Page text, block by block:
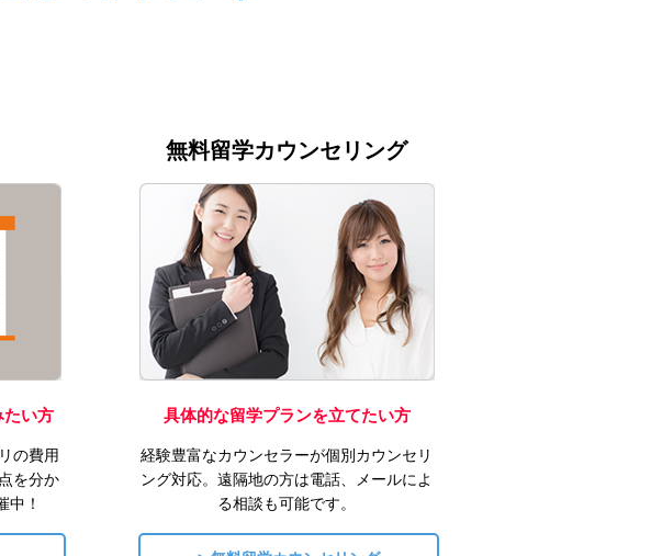
い方
の費用
を分か
中！
無料留学カウンセリング
具体的な留学プランを立てたい方
経験豊富なカウンセラーが個別カウンセリ
ング対応。遠隔地の方は電話、メールによ
る相談も可能です。